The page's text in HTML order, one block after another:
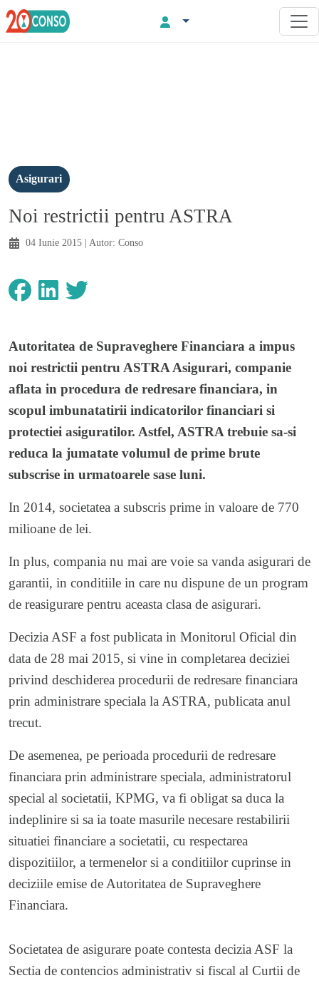
Asigurari
Noi restrictii pentru ASTRA
04 Iunie 2015 | Autor: Conso
Autoritatea de Supraveghere Financiara a impus
noi restrictii pentru ASTRA Asigurari, companie
aflata in procedura de redresare financiara, in
scopul imbunatatirii indicatorilor financiari si
protectiei asiguratilor. Astfel, ASTRA trebuie sa-si
reduca la jumatate volumul de prime brute
subscrise in urmatoarele sase luni.
In 2014, societatea a subscris prime in valoare de 770
milioane de lei.
In plus, compania nu mai are voie sa vanda asigurari de
garantii, in conditiile in care nu dispune de un program
de reasigurare pentru aceasta clasa de asigurari.
Decizia ASF a fost publicata in Monitorul Oficial din
data de 28 mai 2015, si vine in completarea deciziei
privind deschiderea procedurii de redresare financiara
prin administrare speciala la ASTRA, publicata anul
trecut.
De asemenea, pe perioada procedurii de redresare
financiara prin administrare speciala, administratorul
special al societatii, KPMG, va fi obligat sa duca la
indeplinire si sa ia toate masurile necesare restabilirii
situatiei financiare a societatii, cu respectarea
dispozitiilor, a termenelor si a conditiilor cuprinse in
deciziile emise de Autoritatea de Supraveghere
Financiara.
Societatea de asigurare poate contesta decizia ASF la
Sectia de contencios administrativ si fiscal al Curtii de